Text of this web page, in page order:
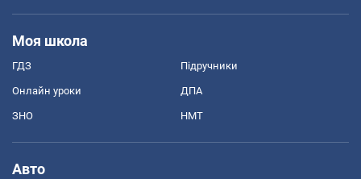
Моя школа
ГДЗ Підручники
Онлайн уроки ДПА
ЗНО НМТ
Авто